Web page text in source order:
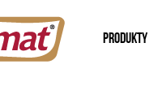
PRODUKTY